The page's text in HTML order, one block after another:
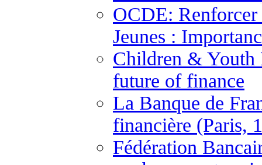
OCDE: Renforcer
Jeunes :
Children & Youth
future of finance
La Banque de
financière (Paris,
Fédération